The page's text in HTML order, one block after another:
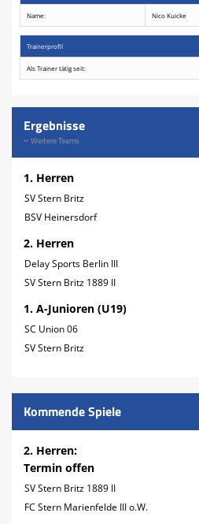
Name: Nico Kuicke
Trainerprofil
Als Trainer tätig seit:
Ergebnisse
Weitere Teams
1. Herren
SV Stern Britz
BSV Heinersdorf
2. Herren
Delay Sports Berlin III
SV Stern Britz 1889 II
1. A-Junioren (U19)
SC Union 06
SV Stern Britz
Kommende Spiele
2. Herren:
Termin offen
SV Stern Britz 1889 II
FC Stern Marienfelde III o.W.